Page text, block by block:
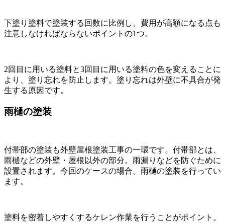
下塗り塗料で塗装する回数に比例し、費用が高額になる点も
注意しなければならないポイントの1つ。
2回目に用いる塗料と3回目に用いる塗料の色を変えることに
より、塗り忘れを防止します。塗り忘れは外壁に不具合が発
生する原因です。
雨樋の塗装
付帯部の塗装も外壁屋根塗装工事の一環です。付帯部とは、
雨樋などの外壁・屋根以外の部分。雨漏りなどを防ぐために
設置されます。今回のケースの場合、雨樋の塗装を行ってい
ます。
塗料を密着しやすくするケレン作業を行うことがポイント。